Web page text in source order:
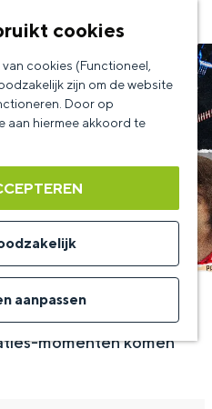
cookies
cookies (Functioneel,
zijn om de website
Door op
aan hiermee akkoord te
aanpassen
momenten komen